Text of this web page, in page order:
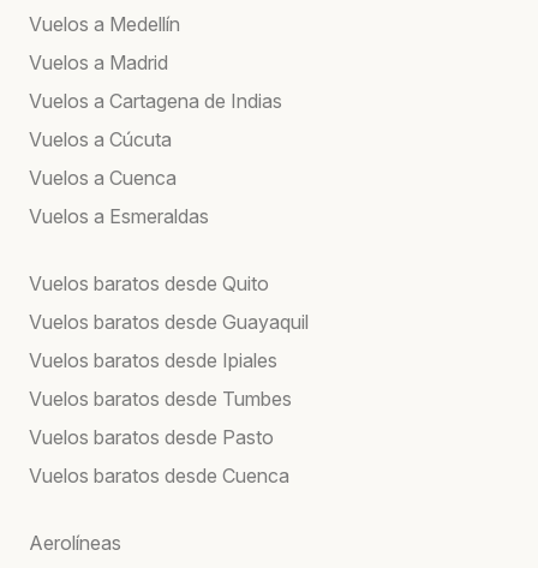
Vuelos a Medellín
Vuelos a Madrid
Vuelos a Cartagena de Indias
Vuelos a Cúcuta
Vuelos a Cuenca
Vuelos a Esmeraldas
Vuelos baratos desde Quito
Vuelos baratos desde Guayaquil
Vuelos baratos desde Ipiales
Vuelos baratos desde Tumbes
Vuelos baratos desde Pasto
Vuelos baratos desde Cuenca
Aerolíneas